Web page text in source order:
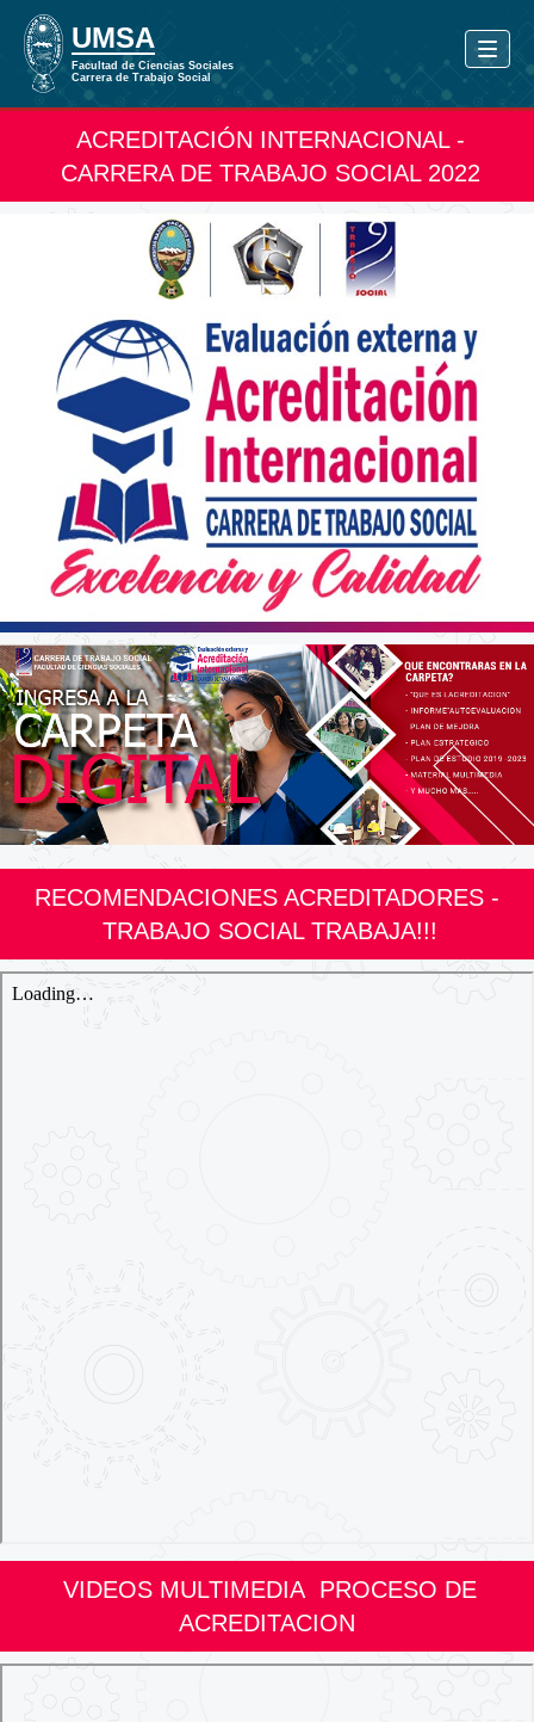
ACREDITACIÓN INTERNACIONAL -
CARRERA DE TRABAJO SOCIAL 2022
RECOMENDACIONES ACREDITADORES -
TRABAJO SOCIAL TRABAJA!!!
VIDEOS MULTIMEDIA PROCESO DE
ACREDITACION